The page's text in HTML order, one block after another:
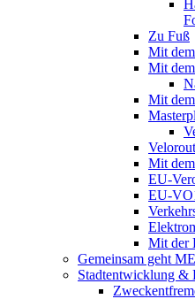
Zu Fuß
Mit
Mit
Mit
Mit
EU-
EU-
Mit der
Gemeinsam geht
Stadtentwicklung &